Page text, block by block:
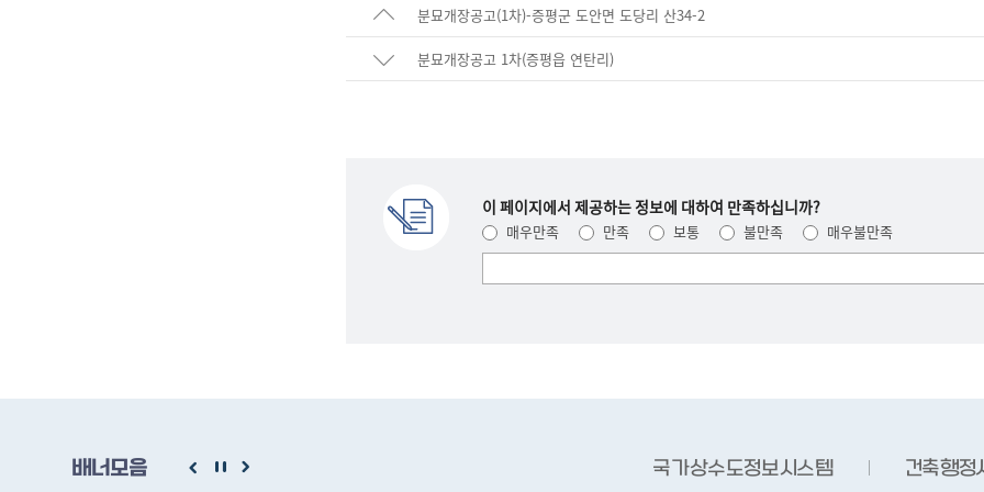
분묘개장공고(1차)-증평군 도안면 도당리 산34-2
분묘개장공고 1차(증평읍 연탄리)
이 페이지에서 제공하는 정보에 대하여 만족하십니까?
매우만족 만족 보통 불만족
매우불만족
의견을
배너모음 국가상수도정보시스템 건축행정